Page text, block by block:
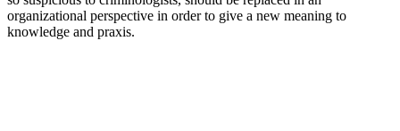
organizational perspective in order to give a new meaning to
knowledge and praxis.